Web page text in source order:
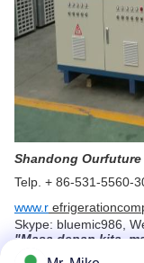
Shandong
Telp. + 86-531-5560-
www.r
Skype: bluemic986,
"Masa depan kita,